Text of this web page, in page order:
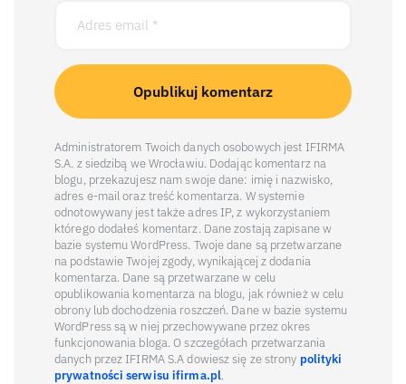
Administratorem Twoich danych osobowych jest IFIRMA
S.A. z siedzibą we Wrocławiu. Dodając komentarz na
blogu, przekazujesz nam swoje dane: imię i nazwisko,
adres e-mail oraz treść komentarza. W systemie
odnotowywany jest także adres IP, z wykorzystaniem
którego dodałeś komentarz. Dane zostają zapisane w
bazie systemu WordPress. Twoje dane są przetwarzane
na podstawie Twojej zgody, wynikającej z dodania
komentarza. Dane są przetwarzane w celu
opublikowania komentarza na blogu, jak również w celu
obrony lub dochodzenia roszczeń. Dane w bazie systemu
WordPress są w niej przechowywane przez okres
funkcjonowania bloga. O szczegółach przetwarzania
danych przez IFIRMA S.A dowiesz się ze strony polityki
prywatności serwisu ifirma.pl.